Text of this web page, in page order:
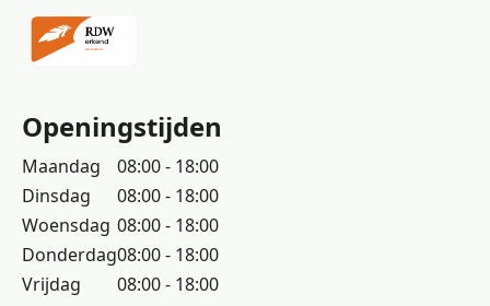
Openingstijden
Maandag
Dinsdag
Woensdag
Donderdag
Vrijdag
08:00 - 18:00
08:00 - 18:00
08:00 - 18:00
08:00 - 18:00
08:00 - 18:00